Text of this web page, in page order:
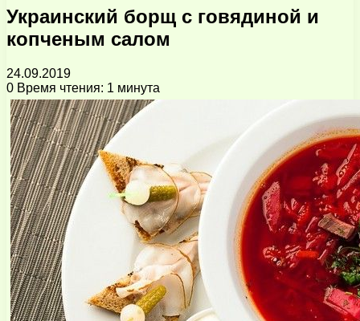
Украинский борщ с говядиной и
копченым салом
24.09.2019
0 Время чтения: 1 минута